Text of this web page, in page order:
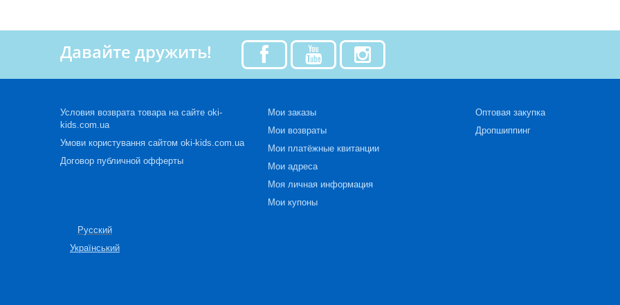
Давайте дружить!
Условия возврата товара на сайте oki-
kids.com.ua
Умови користування сайтом oki-kids.com.ua
Договор публичной офферты
Мои заказы
Мои возвраты
Мои платёжные квитанции
Мои адреса
Моя личная информация
Мои купоны
Оптовая закупка
Дропшиппинг
Русский
Український